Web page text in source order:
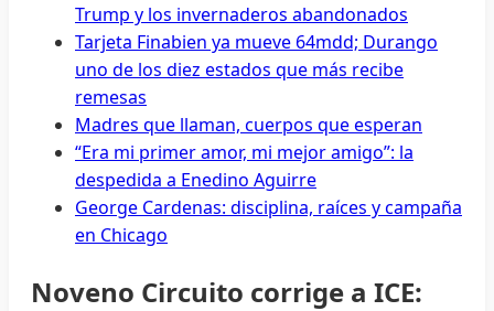
Trump y los invernaderos abandonados
Tarjeta Finabien ya mueve 64mdd; Durango
uno de los diez estados que más recibe
remesas
Madres que llaman, cuerpos que esperan
“Era mi primer amor, mi mejor amigo”: la
despedida a Enedino Aguirre
George Cardenas: disciplina, raíces y campaña
en Chicago
Noveno Circuito corrige a ICE: